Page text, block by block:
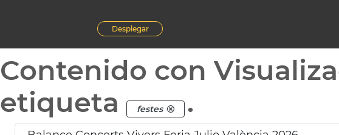
Desplegar
Contenido con
etiqueta
festes .